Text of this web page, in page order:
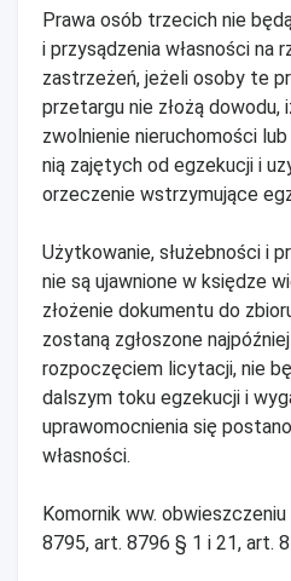
Prawa osób trzecich nie
i przysądzenia własności na
zastrzeżeń, jeżeli osoby te
przetargu nie złożą dowodu,
zwolnienie nieruchomości
nią zajętych od egzekucji i
orzeczenie wstrzymujące
Użytkowanie, służebności i
nie są ujawnione w księdze
złożenie dokumentu do
zostaną zgłoszone
rozpoczęciem licytacji, nie
dalszym toku egzekucji i
uprawomocnienia się
własności.
Komornik ww.
8795, art. 8796 § 1 i 21, art.